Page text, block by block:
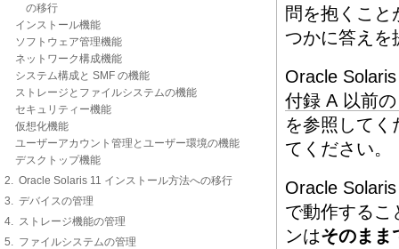
の移行
インストール機能
ソフトウェア管理機能
ネットワーク構成機能
システム構成と SMF の機能
ストレージとファイルシステムの機能
セキュリティー機能
仮想化機能
ユーザーアカウント管理とユーザー環境の機能
デスクトップ機能
2. Oracle Solaris 11 インストール方法への移行
3. デバイスの管理
4. ストレージ機能の管理
5. ファイルシステムの管理
問を抱くこ
つかに答えを
Oracle
付録 A 以前
を参照して
てください。
Oracle
で動作するこ
ンはそのまま